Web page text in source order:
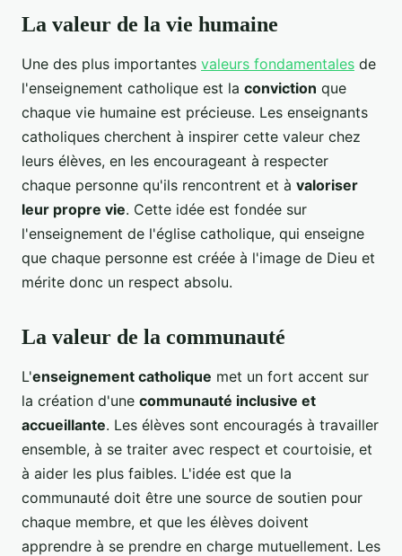
La valeur de la vie humaine
Une des plus importantes valeurs fondamentales de
l'enseignement catholique est la conviction que
chaque vie humaine est précieuse. Les enseignants
catholiques cherchent à inspirer cette valeur chez
leurs élèves, en les encourageant à respecter
chaque personne qu'ils rencontrent et à valoriser
leur propre vie. Cette idée est fondée sur
l'enseignement de l'église catholique, qui enseigne
que chaque personne est créée à l'image de Dieu et
mérite donc un respect absolu.
La valeur de la communauté
L'enseignement catholique met un fort accent sur
la création d'une communauté inclusive et
accueillante. Les élèves sont encouragés à travailler
ensemble, à se traiter avec respect et courtoisie, et
à aider les plus faibles. L'idée est que la
communauté doit être une source de soutien pour
chaque membre, et que les élèves doivent
apprendre à se prendre en charge mutuellement. Les